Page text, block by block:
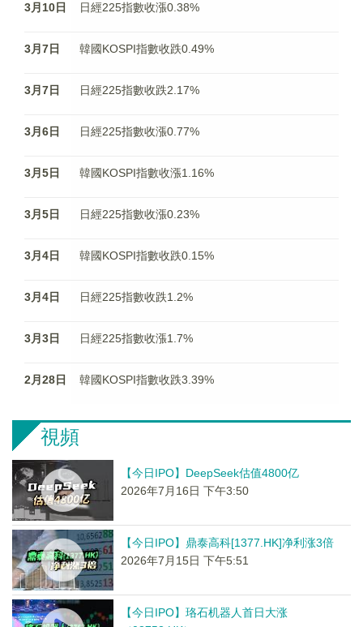
3月10日 日經225指數收漲0.38%
3月7日 韓國KOSPI指數收跌0.49%
3月7日 日經225指數收跌2.17%
3月6日 日經225指數收漲0.77%
3月5日 韓國KOSPI指數收漲1.16%
3月5日 日經225指數收漲0.23%
3月4日 韓國KOSPI指數收跌0.15%
3月4日 日經225指數收跌1.2%
3月3日 日經225指數收漲1.7%
2月28日 韓國KOSPI指數收跌3.39%
視頻
【今日IPO】DeepSeek估值4800亿
2026年7月16日 下午3:50
【今日IPO】鼎泰高科[1377.HK]净利涨3倍
2026年7月15日 下午5:51
【今日IPO】珞石机器人首日大涨